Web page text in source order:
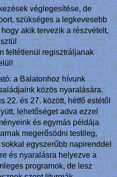
véglegesítése, de
szükséges a legkevesebb
akik tervezik a részvételt,
feltétlenül regisztráljanak
a Balatonhoz hívunk
közös nyaralására.
22. és 27. között, hétfő estétől
lehetőséget adva ezzel
és egymás példája
megerősödni testileg,
egyszerűbb napirenddel
és nyaralásra helyezve a
programok, de lesz